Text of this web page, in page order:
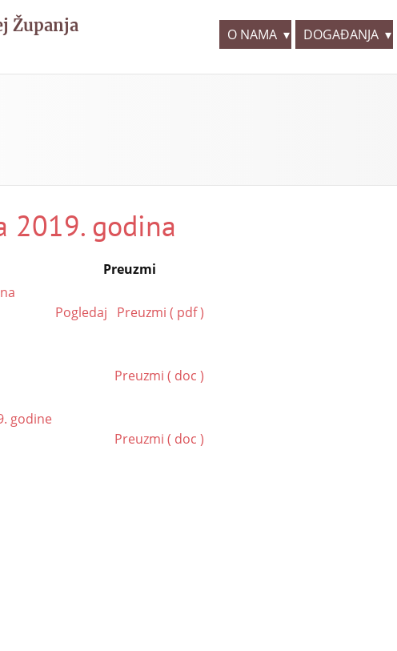
O NAMA DOGAĐANJA
Županja
2019. godina
Preuzmi
Pogledaj Preuzmi ( pdf )
Preuzmi ( doc )
godine
Preuzmi ( doc )